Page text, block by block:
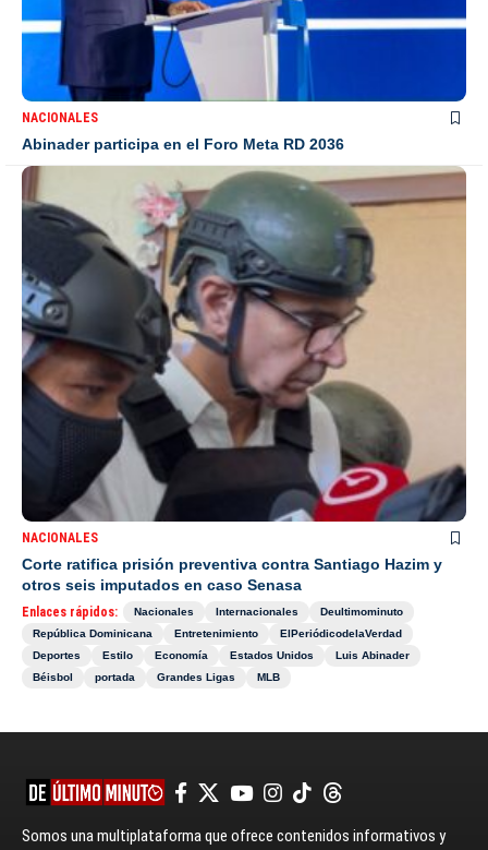
NACIONALES
Abinader participa en el Foro Meta RD 2036
NACIONALES
Corte ratifica prisión preventiva contra Santiago Hazim y
otros seis imputados en caso Senasa
Enlaces rápidos: Nacionales Internacionales
Deultimominuto
República Dominicana
Entretenimiento
ElPeriódicodelaVerdad
Deportes
Estilo Economía Estados Unidos
Luis Abinader
Béisbol
portada Grandes Ligas MLB
Somos una multiplataforma que ofrece contenidos informativos y